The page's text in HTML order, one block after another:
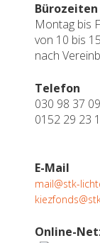
Bürozeiten
Montag bis
von 10 bis
nach
Telefon
030 98 37
0152 29 23
E-Mail
mail@stk-
Online-